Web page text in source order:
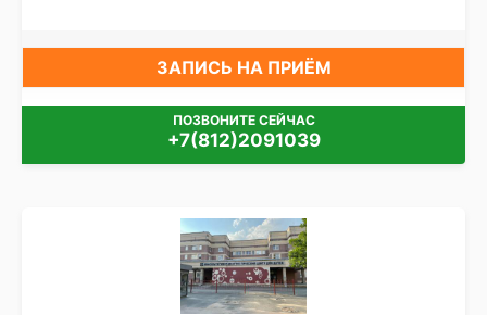
ЗАПИСЬ НА ПРИЁМ
ПОЗВОНИТЕ СЕЙЧАС
+7(812)2091039